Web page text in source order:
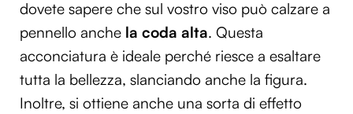
dovete sapere che sul vostro viso può calzare a
pennello anche la coda alta. Questa
acconciatura è ideale perché riesce a esaltare
tutta la bellezza, slanciando anche la figura.
Inoltre, si ottiene anche una sorta di effetto